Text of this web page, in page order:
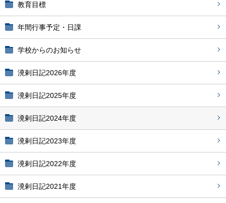
教育目標
年間行事予定・日課
学校からのお知らせ
溌剌日記2026年度
溌剌日記2025年度
溌剌日記2024年度
溌剌日記2023年度
溌剌日記2022年度
溌剌日記2021年度